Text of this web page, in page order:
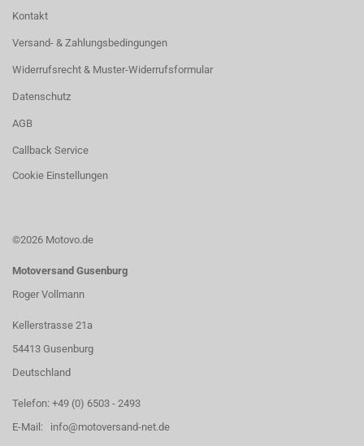
Kontakt
Versand- & Zahlungsbedingungen
Widerrufsrecht & Muster-Widerrufsformular
Datenschutz
AGB
Callback Service
Cookie Einstellungen
©2026 Motovo.de
Motoversand Gusenburg
Roger Vollmann
Kellerstrasse 21a
54413 Gusenburg
Deutschland
Telefon: +49 (0) 6503 - 2493
E-Mail: info@motoversand-net.de